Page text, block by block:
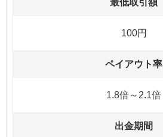
最低取引額
100円
ペイアウト率
1.8倍～2.1倍
出金期間